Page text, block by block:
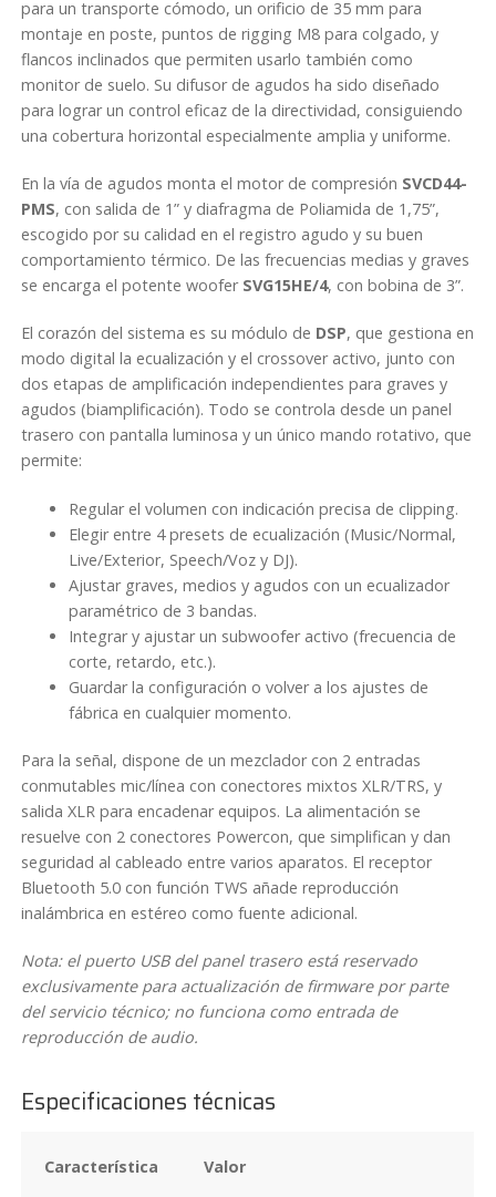
r
o
f
e
s
i
n
a
l
p
a
a
a
l
a
z
1
1
0
0
1
8
0
m
m
)
K
a
r
m
2
para un transporte cómodo, un orificio de 35 mm para
montaje en poste, puntos de rigging M8 para colgado, y
flancos inclinados que permiten usarlo también como
monitor de suelo. Su difusor de agudos ha sido diseñado
para lograr un control eficaz de la directividad, consiguiendo
una cobertura horizontal especialmente amplia y uniforme.
En la vía de agudos monta el motor de compresión SVCD44-
PMS, con salida de 1” y diafragma de Poliamida de 1,75”,
escogido por su calidad en el registro agudo y su buen
comportamiento térmico. De las frecuencias medias y graves
se encarga el potente woofer SVG15HE/4, con bobina de 3”.
El corazón del sistema es su módulo de DSP, que gestiona en
modo digital la ecualización y el crossover activo, junto con
dos etapas de amplificación independientes para graves y
agudos (biamplificación). Todo se controla desde un panel
trasero con pantalla luminosa y un único mando rotativo, que
permite:
Regular el volumen con indicación precisa de clipping.
Elegir entre 4 presets de ecualización (Music/Normal,
Live/Exterior, Speech/Voz y DJ).
Ajustar graves, medios y agudos con un ecualizador
paramétrico de 3 bandas.
Integrar y ajustar un subwoofer activo (frecuencia de
corte, retardo, etc.).
Guardar la configuración o volver a los ajustes de
fábrica en cualquier momento.
Para la señal, dispone de un mezclador con 2 entradas
conmutables mic/línea con conectores mixtos XLR/TRS, y
salida XLR para encadenar equipos. La alimentación se
resuelve con 2 conectores Powercon, que simplifican y dan
seguridad al cableado entre varios aparatos. El receptor
Bluetooth 5.0 con función TWS añade reproducción
inalámbrica en estéreo como fuente adicional.
Nota: el puerto USB del panel trasero está reservado
exclusivamente para actualización de firmware por parte
del servicio técnico; no funciona como entrada de
reproducción de audio.
Especificaciones técnicas
Característica Valor